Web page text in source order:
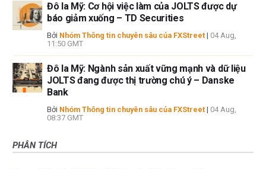
Đô la Mỹ: Cơ hội việc làm của JOLTS được dự
báo giảm xuống – TD Securities
Bởi Nhóm Thông tin chuyên sâu của FXStreet | 04 Aug,
11:50 GMT
Đô la Mỹ: Ngành sản xuất vững mạnh và dữ liệu
JOLTS đang được thị trường chú ý – Danske
Bank
Bởi Nhóm Thông tin chuyên sâu của FXStreet | 04 Aug,
08:37 GMT
PHÂN TÍCH